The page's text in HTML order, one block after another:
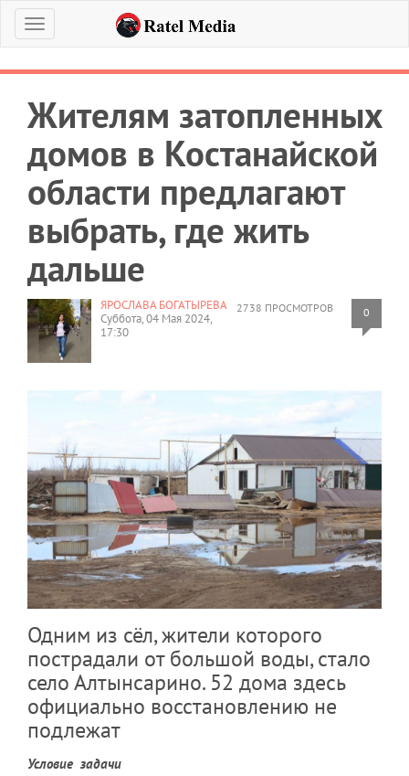
Меню
Жителям затопленных
домов в Костанайской
области предлагают
выбрать, где жить
дальше
2738 ПРОСМОТРОВ 0
ЯРОСЛАВА БОГАТЫРЕВА
Суббота, 04 Мая 2024,
17:30
Одним из сёл, жители которого
пострадали от большой воды, стало
село Алтынсарино. 52 дома здесь
официально восстановлению не
подлежат
Условие задачи